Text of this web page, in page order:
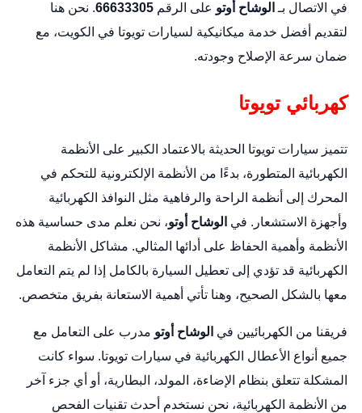
في الاتصال بـ الوشاح أوتو على الرقم 66633305. نحن هنا
لتقديم أفضل خدمة ميكانيكية لسيارات تويوتا في الكويت، مع
ضمان سرعة الإصلاح وجودته.
كهربائي تويوتا
تتميز سيارات تويوتا الحديثة بالاعتماد الكبير على الأنظمة
الكهربائية المتطورة، بدءًا من الأنظمة الإلكترونية للتحكم في
المحرك إلى أنظمة الراحة والرفاهية مثل النوافذ الكهربائية
وأجهزة الاستشعار. في الوشاح أوتو، نحن نعلم مدى حساسية هذه
الأنظمة وأهمية الحفاظ على أدائها المثالي. مشاكل الأنظمة
الكهربائية قد تؤدي إلى تعطيل السيارة بالكامل إذا لم يتم التعامل
معها بالشكل الصحيح، وهنا تأتي أهمية الاستعانة بفريق متخصص.
فريقنا من الكهربائيين في الوشاح أوتو مدرب على التعامل مع
جميع أنواع الأعطال الكهربائية في سيارات تويوتا. سواء كانت
المشكلة تتعلق بنظام الإضاءة، المولد، البطارية، أو أي جزء آخر
من الأنظمة الكهربائية، نحن نستخدم أحدث تقنيات الفحص